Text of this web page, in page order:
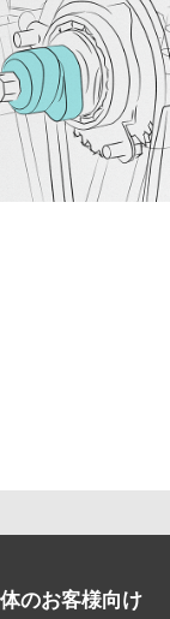
のお客様向け